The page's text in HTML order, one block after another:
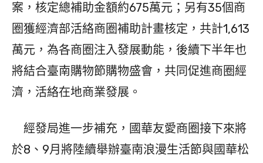
案，核定總補助金額約675萬元；另有35個商
圈獲經濟部活絡商圈補助計畫核定，共計1,613
萬元，為各商圈注入發展動能，後續下半年也
將結合臺南購物節購物盛會，共同促進商圈經
濟，活絡在地商業發展。
經發局進一步補充，國華友愛商圈接下來將
於8、9月將陸續舉辦臺南浪漫生活節與國華松